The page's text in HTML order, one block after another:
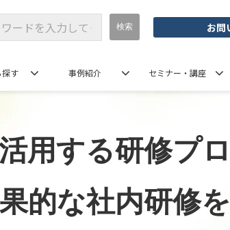
お問
す 事例紹介 セミナー・講座
用する研修プ
的な社内研修